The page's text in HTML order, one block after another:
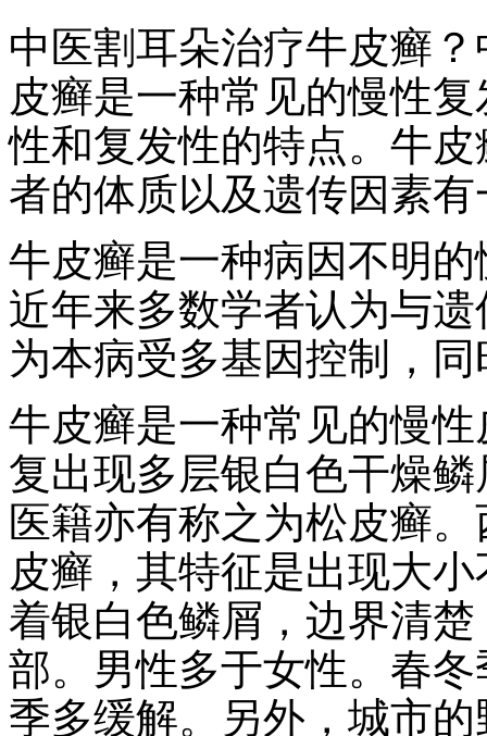
中医割耳朵治疗牛皮癣
皮癣是一种常见的慢性
性和复发性的特点。牛
者的体质以及遗传因素
牛皮癣是一种病因不明
近年来多数学者认为与
为本病受多基因控制，
牛皮癣是一种常见的慢
复出现多层银白色干燥
医籍亦有称之为松皮癣
皮癣，其特征是出现大
着银白色鳞屑，边界清
部。男性多于女性。春
季多缓解。另外，城市